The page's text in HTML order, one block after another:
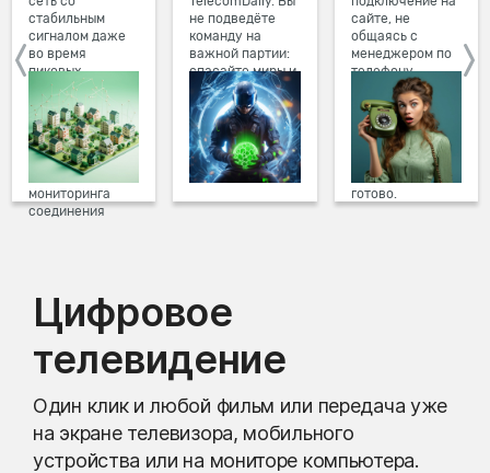
стабильным
сигналом даже
во время
пиковых
нагрузок в
вечернее время.
Мы постоянно
обновляем наше
оборудование в
домах, а система
мониторинга
соединения
не подведёте
команду на
важной партии:
спасайте миры и
побеждайте с
друзьями в
онлайн-играх.
сайте, не
общаясь с
менеджером по
телефону.
Просто в три
клика заполните
форму заявки на
сайте, выберите
дату и время
подключения,
готово.
Цифровое
телевидение
Один клик и любой фильм или передача уже
на экране телевизора, мобильного
устройства или на мониторе компьютера.